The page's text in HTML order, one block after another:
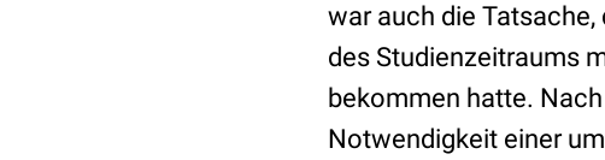
war auch die
des Studienzeitraums
bekommen hatte.
Notwendigkeit einer